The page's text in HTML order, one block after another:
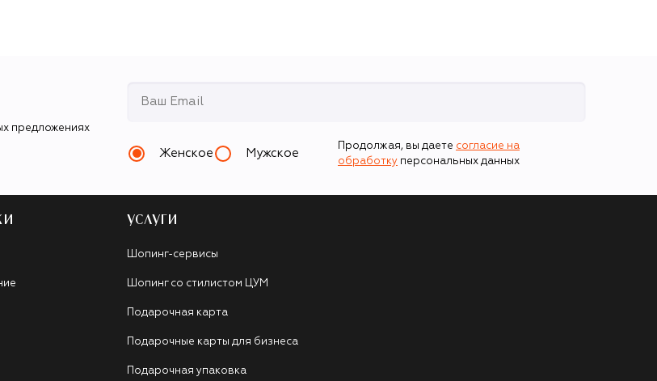
предложениях
Женское Мужское
Продолжая, вы даете согласие на
обработку персональных данных
УСЛУГИ
Шопинг-сервисы
Шопинг со стилистом ЦУМ
Подарочная карта
Подарочные карты для бизнеса
Подарочная упаковка